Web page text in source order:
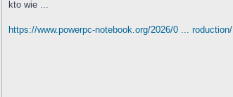
kto wie ...
https://www.powerpc-notebook.org/2026/0 ... roduction/